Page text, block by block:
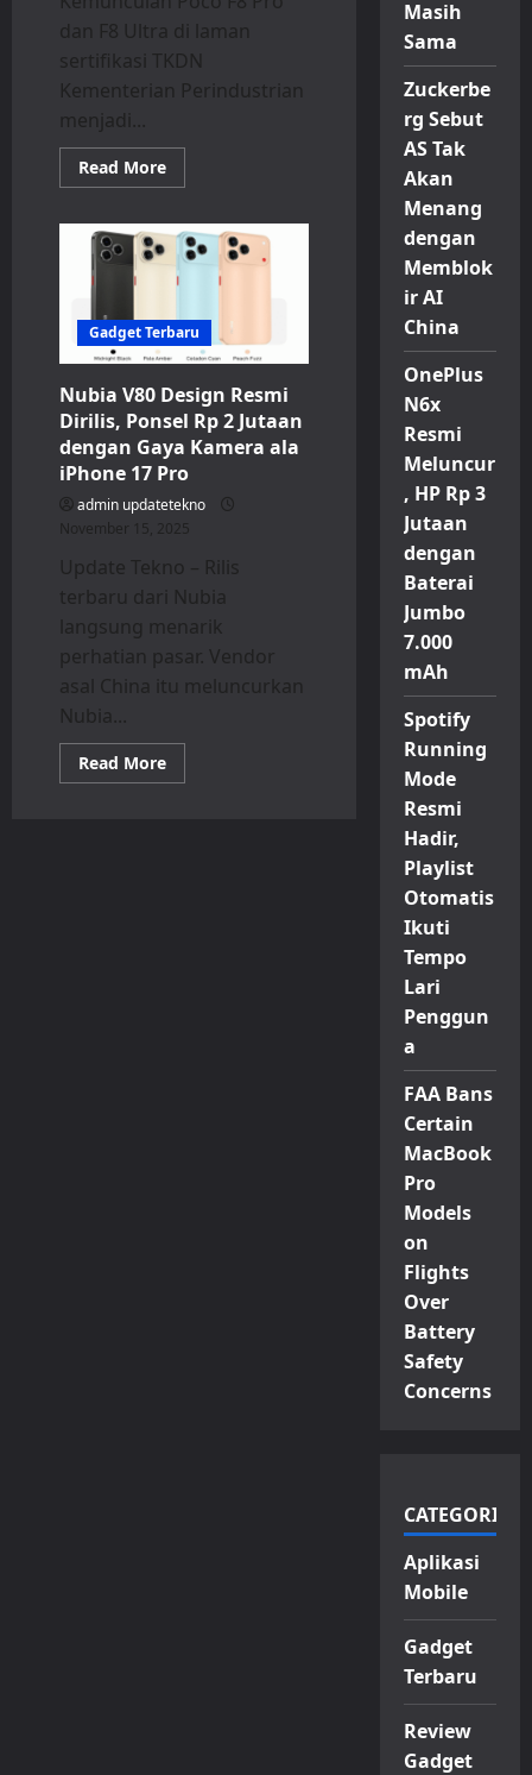
dan F8 Ultra di laman
sertifikasi TKDN
Kementerian Perindustrian
menjadi...
Read MoreRead
more
Kuat
Poco
F8
Pro
F8
Ultra
Segera
Meluncur
Pasar
Indonesia
Gadget Terbaru
Nubia V80 Design Resmi
Dirilis, Ponsel Rp 2 Jutaan
dengan Gaya Kamera ala
iPhone 17 Pro
admin updatetekno
November 15, 2025
Update Tekno – Rilis
terbaru dari Nubia
langsung menarik
perhatian pasar. Vendor
asal China itu meluncurkan
Nubia...
Read MoreRead
more
Masih
Sama
Zuckerbe
rg Sebut
AS Tak
Akan
Menang
dengan
Memblok
ir AI
China
OnePlus
N6x
Resmi
Meluncur
, HP Rp 3
Jutaan
dengan
Baterai
Jumbo
7.000
mAh
Spotify
Running
Mode
Resmi
Hadir,
Playlist
Otomatis
Ikuti
Tempo
Lari
Penggun
a
FAA Bans
Certain
MacBook
Pro
Models
on
Flights
Over
Battery
Safety
Concerns
CATEGORIES
Aplikasi
Mobile
Gadget
Terbaru
Review
Gadget